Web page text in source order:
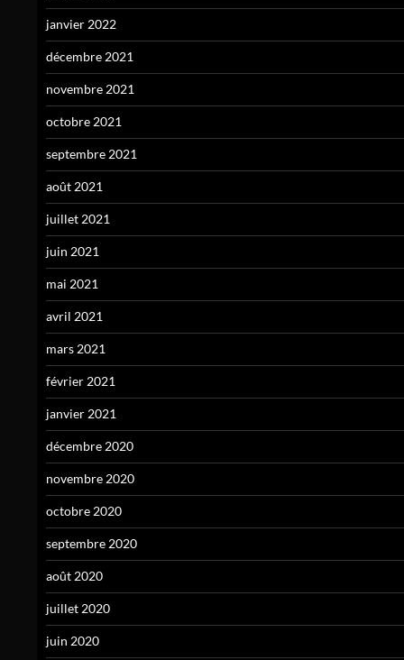
janvier 2022
décembre 2021
novembre 2021
octobre 2021
septembre 2021
août 2021
juillet 2021
juin 2021
mai 2021
avril 2021
mars 2021
février 2021
janvier 2021
décembre 2020
novembre 2020
octobre 2020
septembre 2020
août 2020
juillet 2020
juin 2020